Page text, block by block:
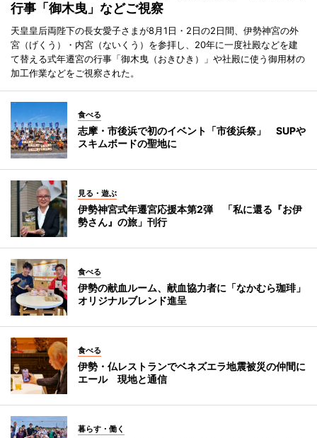
行事「御木曳」などご視察
天皇皇后両陛下の長女愛子さまが8月1日・2日の2日間、伊勢神宮の外
宮（げくう）・内宮（ないくう）を参拝し、20年に一度社殿などを建
て替える式年遷宮の行事「御木曳（おきひき）」や社殿に使う御用材の
加工作業などをご視察された。
食べる
志摩・市後浜で初のイベント「市後浜祭」 SUPや
スキムボードの聖地に
見る・遊ぶ
伊勢神宮式年遷宮応援本第2弾 「私に還る『お伊
勢さん』の旅」刊行
食べる
伊勢の献血ルーム、献血協力者に「なかむら珈琲」
オリジナルブレンド進呈
食べる
伊勢・仏レストランでベネズエラ地震被災の仲間に
エール 現地と通信
暮らす・働く